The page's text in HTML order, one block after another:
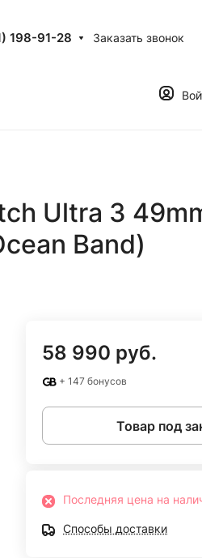
198-91-28 Заказать звонок
Ultra 3
Band)
58 990 руб.
+ 147 бонусов
Товар под
Последняя цена на
Способы доставки